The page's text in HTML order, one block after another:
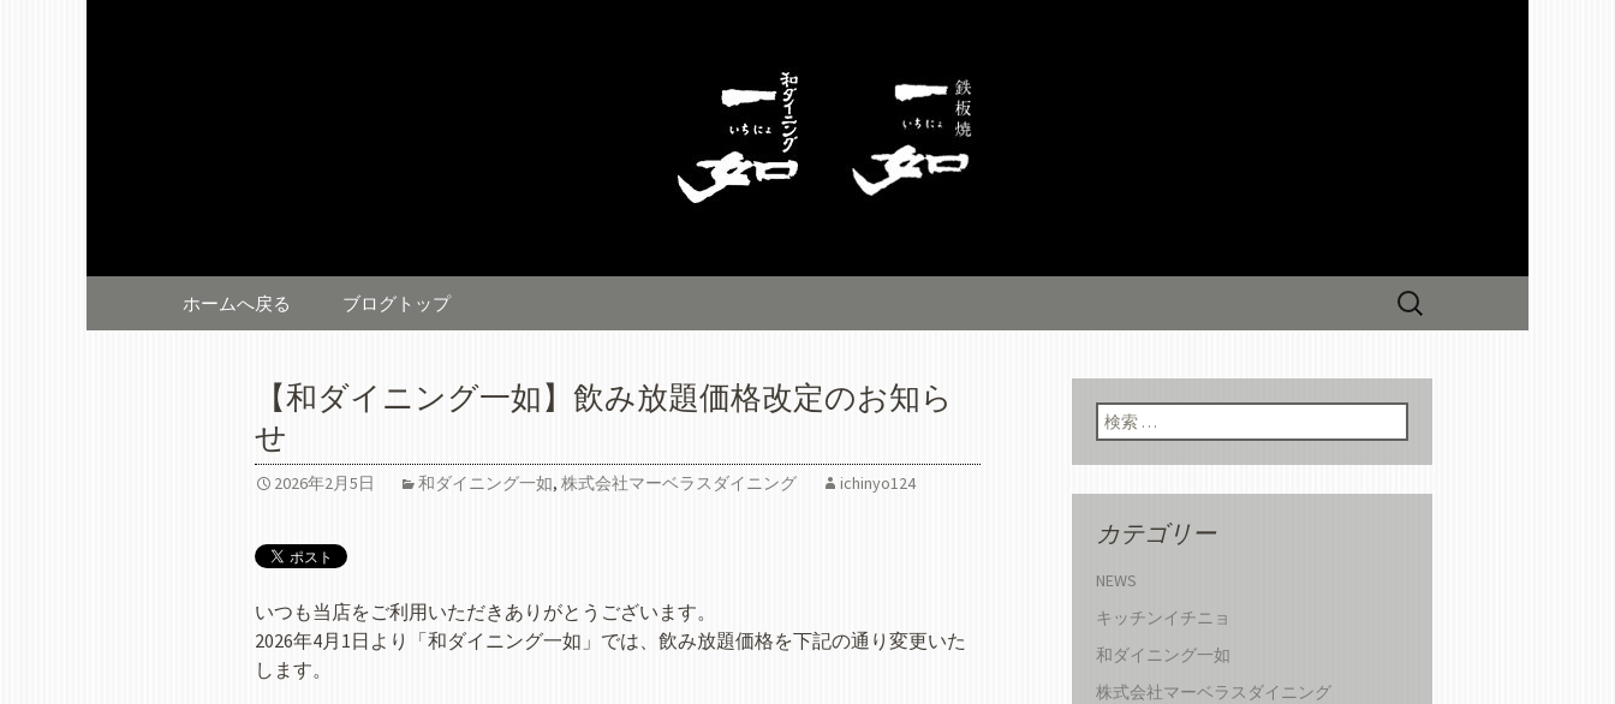
株式会社マーベラスダイニングからのお
コンテンツへ移動
ホームへ戻る ブログトップ
検
【和ダイニング一如】飲み放題価格改定のお知ら
せ
2026年2月5日 和ダイニング一如, 株式会社マーベラスダイニング ichinyo124
いつも当店をご利用いただきありがとうございます。
2026年4月1日より「和ダイニング一如」では、飲み放題価格を下記の通り変更いた
します。
検索:
カテゴリー
NEWS
キッチンイチニョ
和ダイニング一如
株式会社マーベラスダイニング